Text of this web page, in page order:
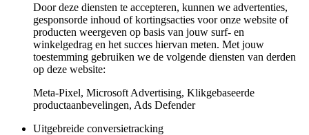
Door deze diensten te accepteren, kunnen we advertenties,
gesponsorde inhoud of kortingsacties voor onze website of
producten weergeven op basis van jouw surf- en
winkelgedrag en het succes hiervan meten. Met jouw
toestemming gebruiken we de volgende diensten van derden
op deze website:
Meta-Pixel, Microsoft Advertising, Klikgebaseerde
productaanbevelingen, Ads Defender
Uitgebreide conversietracking